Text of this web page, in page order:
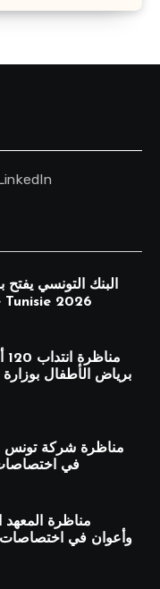
البنك التونسي
Tunisie 2026
برياض الأطفال
في اختصاصات
مناظرة